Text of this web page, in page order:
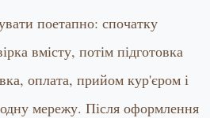
поетапно: спочатку
вмісту, потім підготовка
оплата, прийом кур'єром і
мережу. Після оформлення